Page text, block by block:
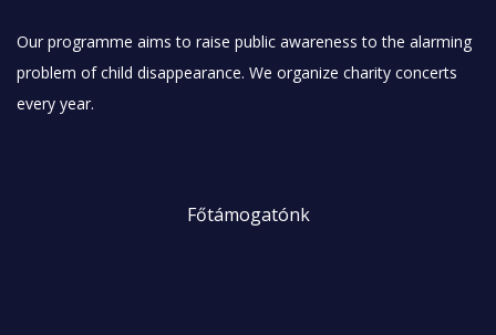
Our programme aims to raise public awareness to the alarming
problem of child disappearance. We organize charity concerts
every year.
Főtámogatónk